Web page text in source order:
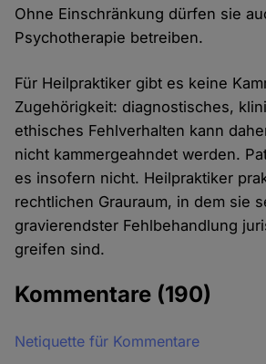
Ohne Einschränkung dürfen sie
Psychotherapie betreiben.
Für Heilpraktiker gibt es keine
Zugehörigkeit: diagnostisches,
ethisches Fehlverhalten kann
nicht kammergeahndet werden.
es insofern nicht. Heilpraktiker
rechtlichen Grauraum, in dem sie
gravierendster Fehlbehandlung
greifen sind.
Kommentare (190)
Netiquette für Kommentare